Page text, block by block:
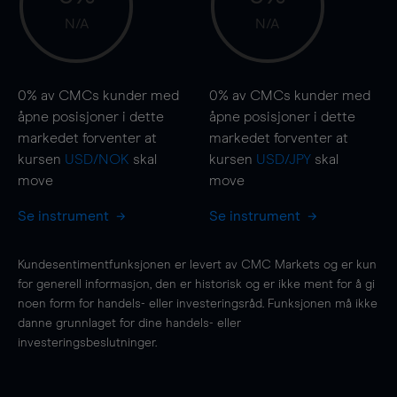
N/A
0% av CMCs kunder med
åpne posisjoner i dette
markedet forventer at
kursen USD/NOK skal
move
Se instrument
N/A
0% av CMCs kunder med
åpne posisjoner i dette
markedet forventer at
kursen USD/JPYskal
move
Se instrument
Kundesentimentfunksjonen er levert av CMC Markets og er kun
for generell informasjon, den er historisk og er ikke ment for å gi
noen form for handels- eller investeringsråd. Funksjonen må ikke
danne grunnlaget for dine handels- eller
investeringsbeslutninger.